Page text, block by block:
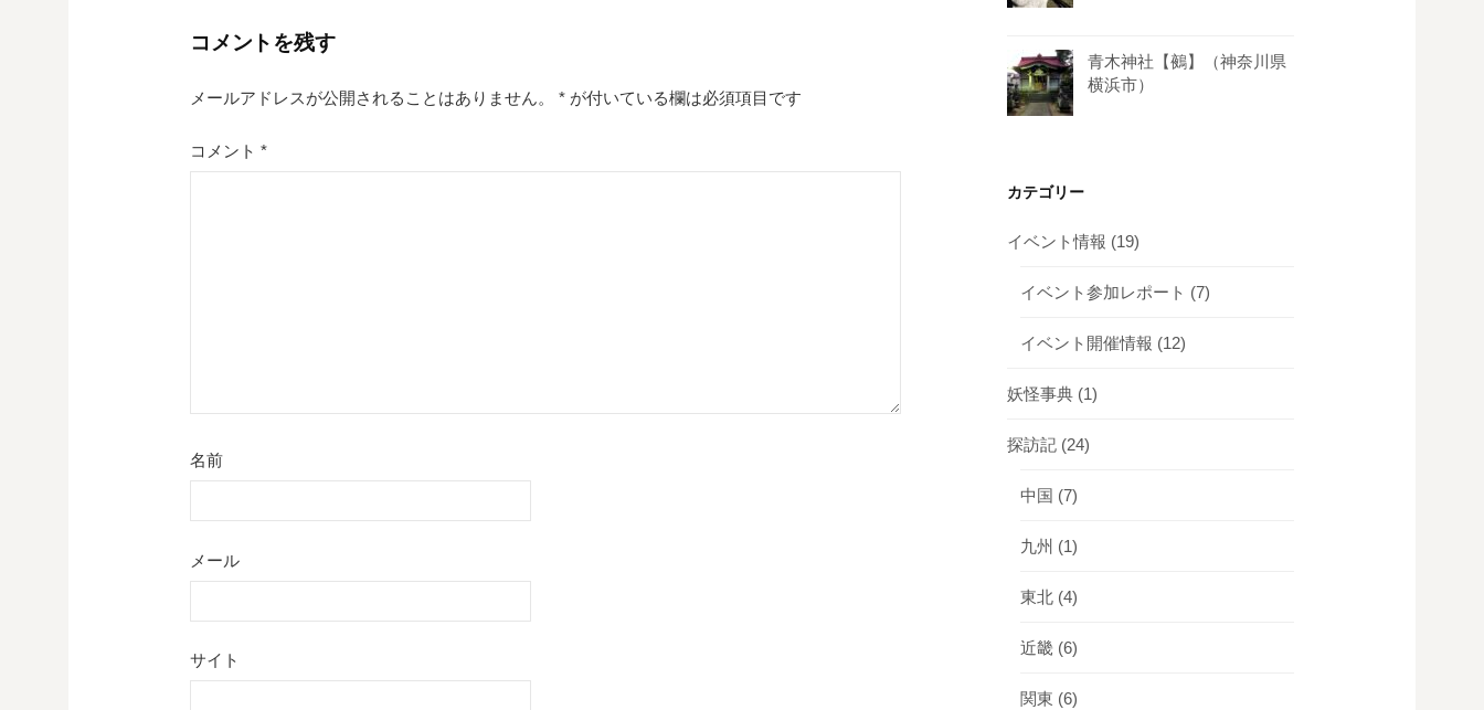
ー
シ
コメントを残す
メールアドレスが公開されることはありません。 * が付いている欄は必須項目です
コメント *
名前
メール
サイト
青木神社【鵺】（神奈川県
横浜市）
カテゴリー
イベント情報 (19)
イベント参加レポート (7)
イベント開催情報 (12)
妖怪事典 (1)
探訪記 (24)
中国 (7)
九州 (1)
東北 (4)
近畿 (6)
関東 (6)